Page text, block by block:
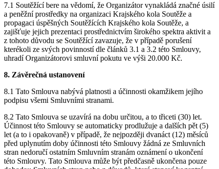
7.1 Soutěžící bere na vědomí, že Organizátor vynakládá značné úsilí
a peněžní prostředky na organizaci Krajského kola Soutěže a
propagaci úspěšných Soutěžících Krajského kola Soutěže, a
zajišťuje jejich prezentaci prostřednictvím širokého spektra aktivit a
z tohoto důvodu se Soutěžící zavazuje, že v případě porušení
kterékoli ze svých povinností dle článků 3.1 a 3.2 této Smlouvy,
uhradí Organizátorovi smluvní pokutu ve výši 20.000 Kč.
8. Závěrečná ustanovení
8.1 Tato Smlouva nabývá platnosti a účinnosti okamžikem jejího
podpisu všemi Smluvními stranami.
8.2 Tato Smlouva se uzavírá na dobu určitou, a to třiceti (30) let.
Účinnost této Smlouvy se automaticky prodlužuje a dalších pět (5)
let (a to i opakovaně) v případě, že nejpozději dvanáct (12) měsíců
před uplynutím doby účinnosti této Smlouvy žádná ze Smluvních
stran nedoručí ostatním Smluvním stranám oznámení o ukončení
této Smlouvy. Tato Smlouva může být předčasně ukončena pouze